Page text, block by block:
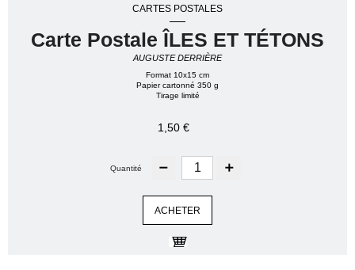
CARTES POSTALES
Carte Postale ÎLES ET TÉTONS
AUGUSTE DERRIÈRE
Format 10x15 cm
Papier cartonné 350 g
Tirage limité
1,50 €
Quantité
ACHETER